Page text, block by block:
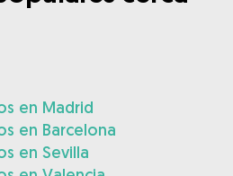
en Madrid
en Barcelona
en Sevilla